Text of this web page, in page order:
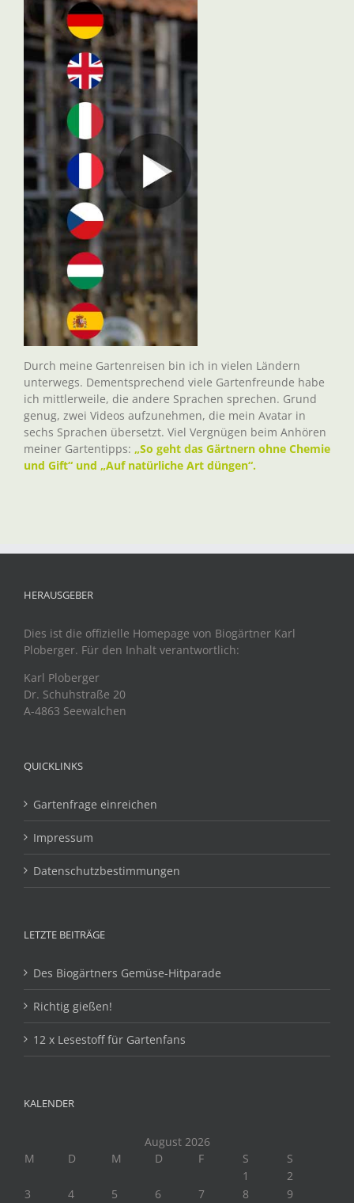
Durch meine Gartenreisen bin ich in vielen Ländern
unterwegs. Dementsprechend viele Gartenfreunde habe
ich mittlerweile, die andere Sprachen sprechen. Grund
genug, zwei Videos aufzunehmen, die mein Avatar in
sechs Sprachen übersetzt. Viel Vergnügen beim Anhören
meiner Gartentipps: „So geht das Gärtnern ohne Chemie
und Gift“ und „Auf natürliche Art düngen“.
HERAUSGEBER
Dies ist die offizielle Homepage von Biogärtner Karl
Ploberger. Für den Inhalt verantwortlich:
Karl Ploberger
Dr. Schuhstraße 20
A-4863 Seewalchen
QUICKLINKS
Gartenfrage einreichen
Impressum
Datenschutzbestimmungen
LETZTE BEITRÄGE
Des Biogärtners Gemüse-Hitparade
Richtig gießen!
12 x Lesestoff für Gartenfans
KALENDER
August 2026
M
D M D F S
S
1
2
3
4 5 6 7 8 9